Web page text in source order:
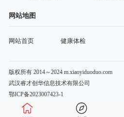
网站地图
网站首页 健康体检
版权所有 2014～2024 m.xiaoyiduoduo.com
武汉睿才创华信息技术有限公司
鄂ICP备2023007423-1